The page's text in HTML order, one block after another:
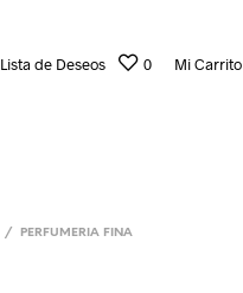
Lista de Deseos 0 Mi Carrito
/ PERFUMERIA FINA